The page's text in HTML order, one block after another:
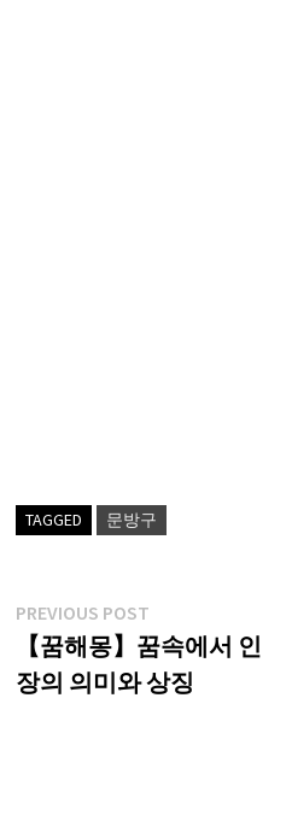
TAGGED 문방구
글
탐
색
PREVIOUS POSTPrevious
post:
【꿈해몽】꿈속에서 인
장의 의미와 상징